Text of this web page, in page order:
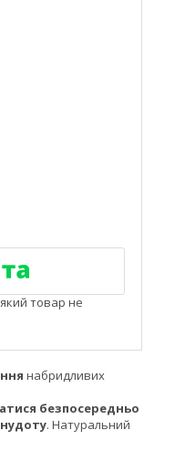
товар не
набридливих
безпосередньо
. Натуральний